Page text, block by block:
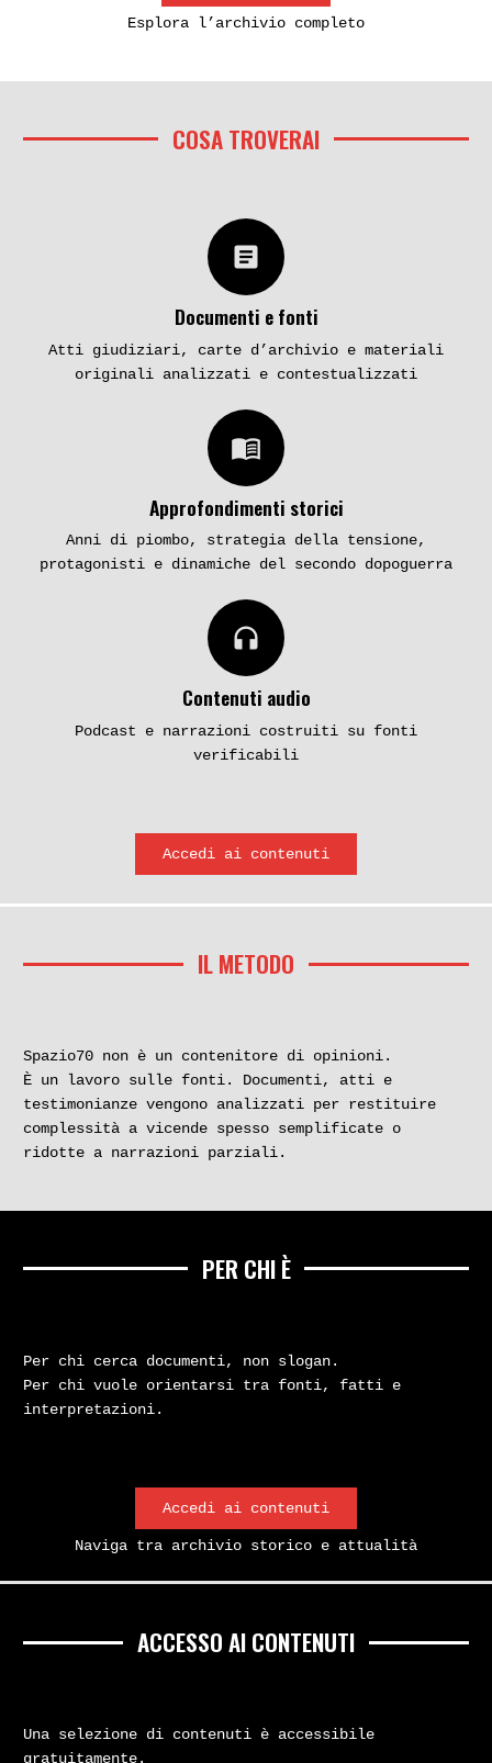
Esplora l’archivio completo
COSA TROVERAI
article
Documenti e fonti
Atti giudiziari, carte d’archivio e materiali
originali analizzati e contestualizzati
menu_book
Approfondimenti storici
Anni di piombo, strategia della tensione,
protagonisti e dinamiche del secondo dopoguerra
headphones
Contenuti audio
Podcast e narrazioni costruiti su fonti
verificabili
Accedi ai contenuti
IL METODO
Spazio70 non è un contenitore di opinioni.
È un lavoro sulle fonti. Documenti, atti e
testimonianze vengono analizzati per restituire
complessità a vicende spesso semplificate o
ridotte a narrazioni parziali.
PER CHI È
Per chi cerca documenti, non slogan.
Per chi vuole orientarsi tra fonti, fatti e
interpretazioni.
Accedi ai contenuti
Naviga tra archivio storico e attualità
ACCESSO AI CONTENUTI
Una selezione di contenuti è accessibile
gratuitamente.